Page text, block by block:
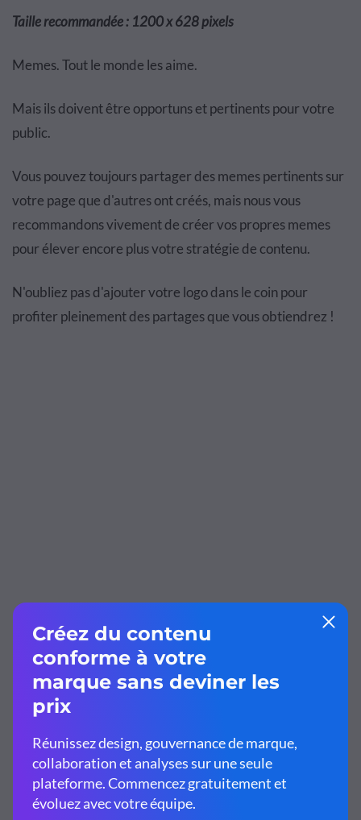
Taille recommandée : 1200 x 628 pixels
Memes. Tout le monde les aime.
Mais ils doivent être opportuns et pertinents pour votre
public.
Vous pouvez toujours partager des memes pertinents sur
votre page que d'autres ont créés, mais nous vous
recommandons vivement de créer vos propres memes
pour élever encore plus votre stratégie de contenu.
N'oubliez pas d'ajouter votre logo dans le coin pour
profiter pleinement des partages que vous obtiendrez !